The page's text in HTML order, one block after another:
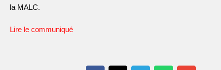
la MALC.
Lire le communiqué